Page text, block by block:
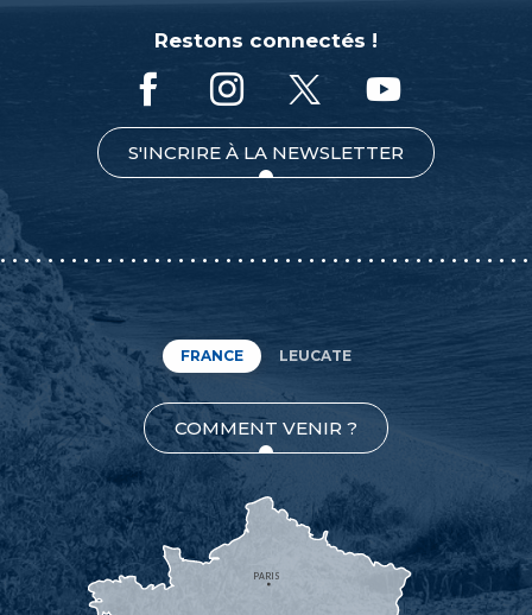
Restons connectés !
S'INCRIRE À LA NEWSLETTER
FRANCE LEUCATE
COMMENT VENIR ?
PARIS